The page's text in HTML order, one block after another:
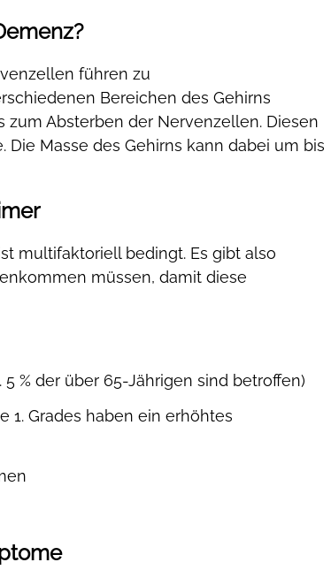
führen zu
Bereichen des Gehirns
zum Absterben der Nervenzellen. Diesen
Die Masse des Gehirns kann dabei um bis
multifaktoriell bedingt. Es gibt also
müssen, damit diese
% der über 65-Jährigen sind betroffen)
1. Grades haben ein erhöhtes